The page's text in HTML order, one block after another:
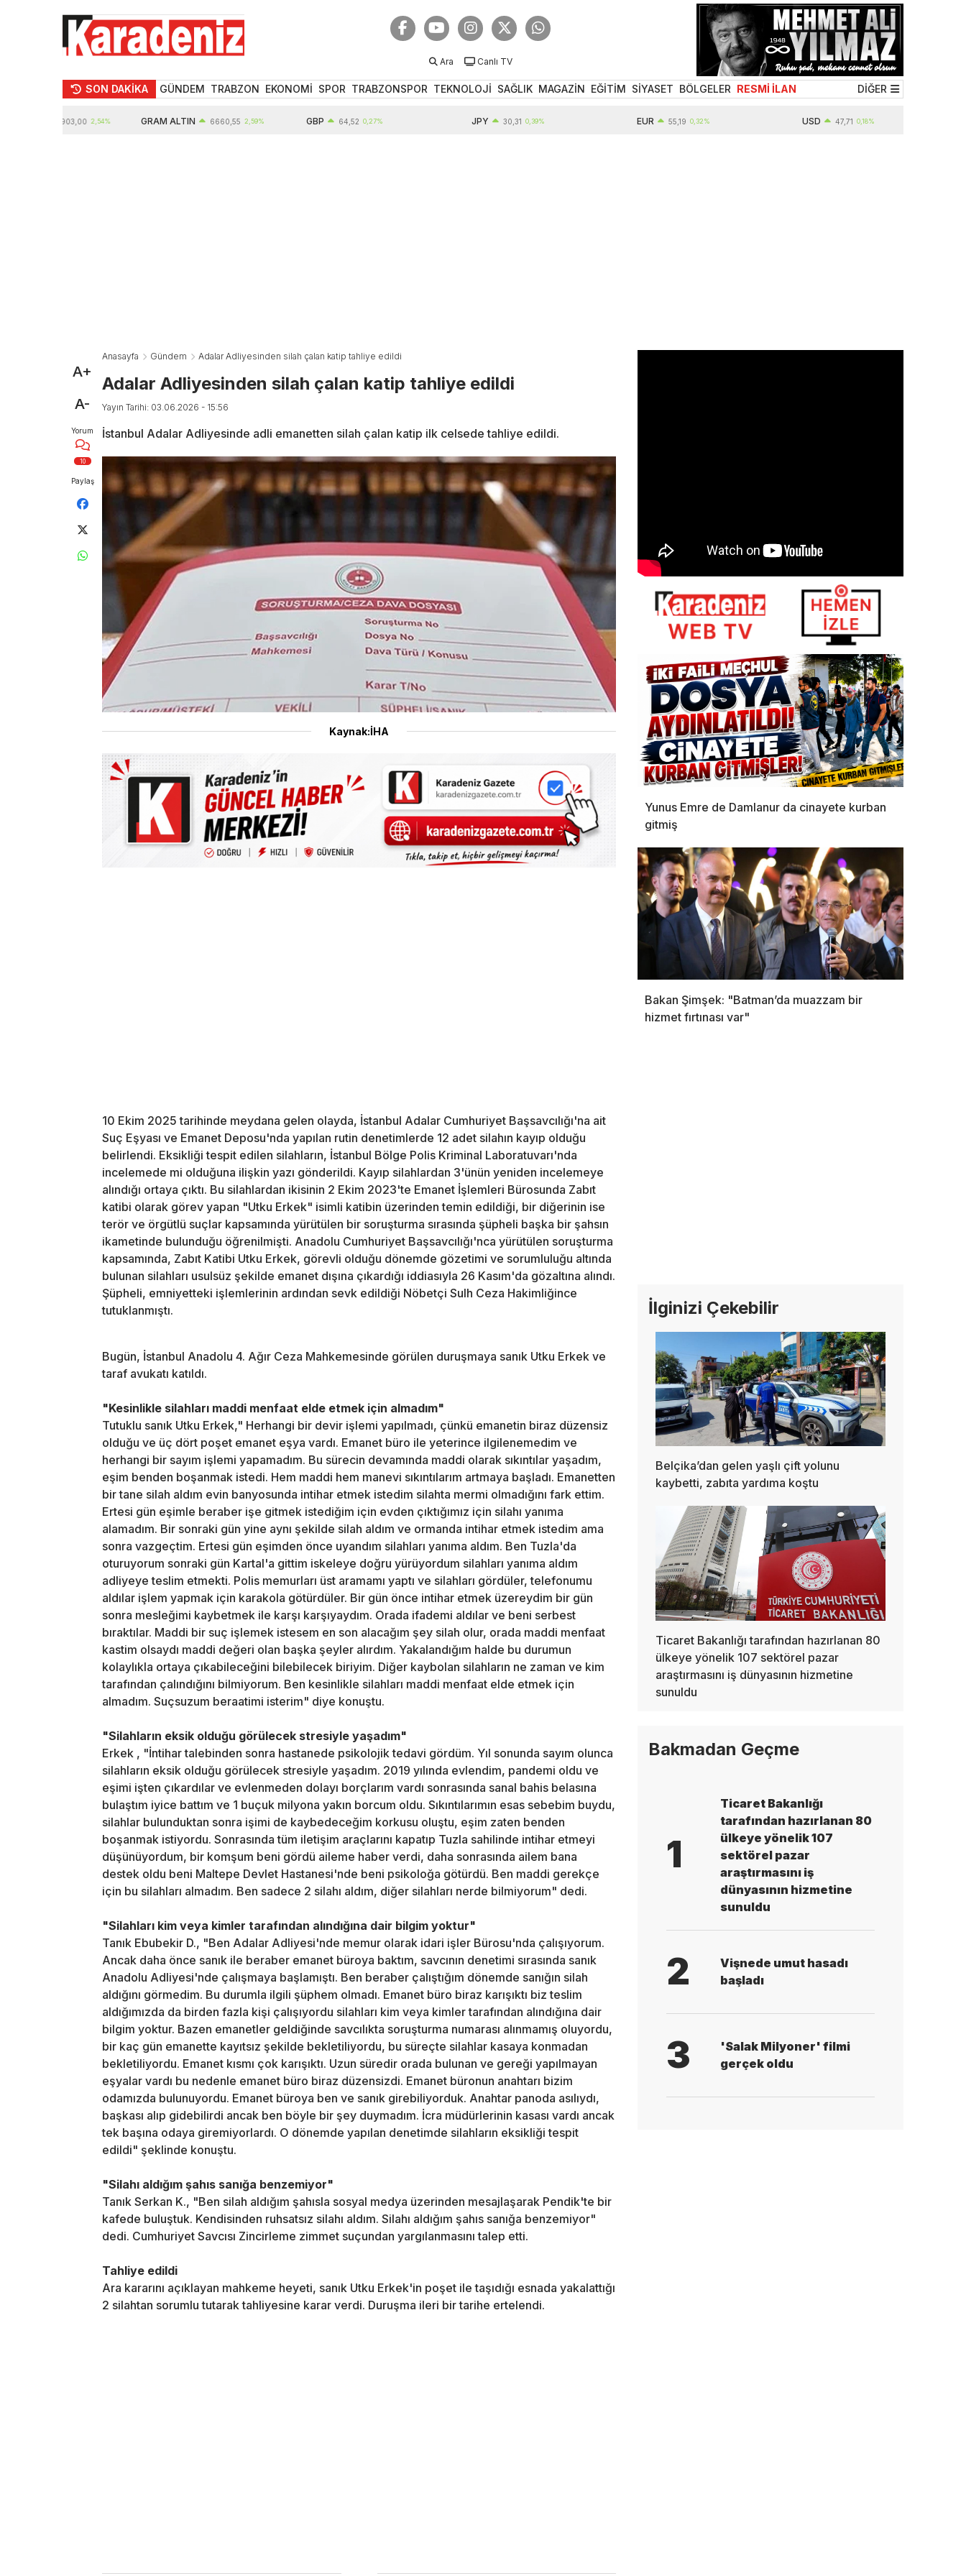
Ara Canlı TV
SON DAKİKA GÜNDEM TRABZON EKONOMİ SPOR TRABZONSPOR TEKNOLOJİ SAĞLIK MAGAZİN EĞİTİM SİYASET BÖLGELER RESMİ İLAN DİĞER
10903,00 2,54% GRAM ALTIN 6660,55 2,59% 64,52 0,27% 30,31 0,39% 55,19 0,32% 47,71 0,18%
A+
A-
Yorum
10
Paylaş
Anasayfa Gündem Adalar Adliyesinden silah çalan katip tahliye edildi
Adalar Adliyesinden silah çalan katip tahliye edildi
Yayın Tarihi: 03.06.2026 - 15:56
İstanbul Adalar Adliyesinde adli emanetten silah çalan katip ilk celsede tahliye edildi.
Kaynak:İHA
10 Ekim 2025 tarihinde meydana gelen olayda, İstanbul Adalar Cumhuriyet Başsavcılığı'na ait
Suç Eşyası ve Emanet Deposu'nda yapılan rutin denetimlerde 12 adet silahın kayıp olduğu
belirlendi. Eksikliği tespit edilen silahların, İstanbul Bölge Polis Kriminal Laboratuvarı'nda
incelemede mi olduğuna ilişkin yazı gönderildi. Kayıp silahlardan 3'ünün yeniden incelemeye
alındığı ortaya çıktı. Bu silahlardan ikisinin 2 Ekim 2023'te Emanet İşlemleri Bürosunda Zabıt
katibi olarak görev yapan "Utku Erkek" isimli katibin üzerinden temin edildiği, bir diğerinin ise
terör ve örgütlü suçlar kapsamında yürütülen bir soruşturma sırasında şüpheli başka bir şahsın
ikametinde bulunduğu öğrenilmişti. Anadolu Cumhuriyet Başsavcılığı'nca yürütülen soruşturma
kapsamında, Zabıt Katibi Utku Erkek, görevli olduğu dönemde gözetimi ve sorumluluğu altında
bulunan silahları usulsüz şekilde emanet dışına çıkardığı iddiasıyla 26 Kasım'da gözaltına alındı.
Şüpheli, emniyetteki işlemlerinin ardından sevk edildiği Nöbetçi Sulh Ceza Hakimliğince
tutuklanmıştı.
Bugün, İstanbul Anadolu 4. Ağır Ceza Mahkemesinde görülen duruşmaya sanık Utku Erkek ve
taraf avukatı katıldı.
"Kesinlikle silahları maddi menfaat elde etmek için almadım"
Tutuklu sanık Utku Erkek," Herhangi bir devir işlemi yapılmadı, çünkü emanetin biraz düzensiz
olduğu ve üç dört poşet emanet eşya vardı. Emanet büro ile yeterince ilgilenemedim ve
herhangi bir sayım işlemi yapamadım. Bu sürecin devamında maddi olarak sıkıntılar yaşadım,
eşim benden boşanmak istedi. Hem maddi hem manevi sıkıntılarım artmaya başladı. Emanetten
bir tane silah aldım evin banyosunda intihar etmek istedim silahta mermi olmadığını fark ettim.
Ertesi gün eşimle beraber işe gitmek istediğim için evden çıktığımız için silahı yanıma
alamadım. Bir sonraki gün yine aynı şekilde silah aldım ve ormanda intihar etmek istedim ama
sonra vazgeçtim. Ertesi gün eşimden önce uyandım silahları yanıma aldım. Ben Tuzla'da
oturuyorum sonraki gün Kartal'a gittim iskeleye doğru yürüyordum silahları yanıma aldım
adliyeye teslim etmekti. Polis memurları üst aramamı yaptı ve silahları gördüler, telefonumu
aldılar işlem yapmak için karakola götürdüler. Bir gün önce intihar etmek üzereydim bir gün
sonra mesleğimi kaybetmek ile karşı karşıyaydım. Orada ifademi aldılar ve beni serbest
bıraktılar. Maddi bir suç işlemek istesem en son alacağım şey silah olur, orada maddi menfaat
kastim olsaydı maddi değeri olan başka şeyler alırdım. Yakalandığım halde bu durumun
kolaylıkla ortaya çıkabileceğini bilebilecek biriyim. Diğer kaybolan silahların ne zaman ve kim
tarafından çalındığını bilmiyorum. Ben kesinlikle silahları maddi menfaat elde etmek için
almadım. Suçsuzum beraatimi isterim" diye konuştu.
"Silahların eksik olduğu görülecek stresiyle yaşadım"
Erkek , "İntihar talebinden sonra hastanede psikolojik tedavi gördüm. Yıl sonunda sayım olunca
silahların eksik olduğu görülecek stresiyle yaşadım. 2019 yılında evlendim, pandemi oldu ve
eşimi işten çıkardılar ve evlenmeden dolayı borçlarım vardı sonrasında sanal bahis belasına
bulaştım iyice battım ve 1 buçuk milyona yakın borcum oldu. Sıkıntılarımın esas sebebim buydu,
silahlar bulunduktan sonra işimi de kaybedeceğim korkusu oluştu, eşim zaten benden
boşanmak istiyordu. Sonrasında tüm iletişim araçlarını kapatıp Tuzla sahilinde intihar etmeyi
düşünüyordum, bir komşum beni gördü aileme haber verdi, daha sonrasında ailem bana
destek oldu beni Maltepe Devlet Hastanesi'nde beni psikoloğa götürdü. Ben maddi gerekçe
için bu silahları almadım. Ben sadece 2 silahı aldım, diğer silahları nerde bilmiyorum" dedi.
"Silahları kim veya kimler tarafından alındığına dair bilgim yoktur"
Tanık Ebubekir D., "Ben Adalar Adliyesi'nde memur olarak idari işler Bürosu'nda çalışıyorum.
Ancak daha önce sanık ile beraber emanet büroya baktım, savcının denetimi sırasında sanık
Anadolu Adliyesi'nde çalışmaya başlamıştı. Ben beraber çalıştığım dönemde sanığın silah
aldığını görmedim. Bu durumla ilgili şüphem olmadı. Emanet büro biraz karışıktı biz teslim
aldığımızda da birden fazla kişi çalışıyordu silahları kim veya kimler tarafından alındığına dair
bilgim yoktur. Bazen emanetler geldiğinde savcılıkta soruşturma numarası alınmamış oluyordu,
bir kaç gün emanette kayıtsız şekilde bekletiliyordu, bu süreçte silahlar kasaya konmadan
bekletiliyordu. Emanet kısmı çok karışıktı. Uzun süredir orada bulunan ve gereği yapılmayan
eşyalar vardı bu nedenle emanet büro biraz düzensizdi. Emanet büronun anahtarı bizim
odamızda bulunuyordu. Emanet büroya ben ve sanık girebiliyorduk. Anahtar panoda asılıydı,
başkası alıp gidebilirdi ancak ben böyle bir şey duymadım. İcra müdürlerinin kasası vardı ancak
tek başına odaya giremiyorlardı. O dönemde yapılan denetimde silahların eksikliği tespit
edildi" şeklinde konuştu.
"Silahı aldığım şahıs sanığa benzemiyor"
Tanık Serkan K., "Ben silah aldığım şahısla sosyal medya üzerinden mesajlaşarak Pendik'te bir
kafede buluştuk. Kendisinden ruhsatsız silahı aldım. Silahı aldığım şahıs sanığa benzemiyor"
dedi. Cumhuriyet Savcısı Zincirleme zimmet suçundan yargılanmasını talep etti.
Tahliye edildi
Ara kararını açıklayan mahkeme heyeti, sanık Utku Erkek'in poşet ile taşıdığı esnada yakalattığı
2 silahtan sorumlu tutarak tahliyesine karar verdi. Duruşma ileri bir tarihe ertelendi.
Yunus Emre de Damlanur da cinayete kurban
gitmiş
Bakan Şimşek: "Batman’da muazzam bir
hizmet fırtınası var"
İlginizi Çekebilir
Belçika’dan gelen yaşlı çift yolunu
kaybetti, zabıta yardıma koştu
Ticaret Bakanlığı tarafından hazırlanan 80
ülkeye yönelik 107 sektörel pazar
araştırmasını iş dünyasının hizmetine
sunuldu
Bakmadan Geçme
1
Ticaret Bakanlığı
tarafından hazırlanan 80
ülkeye yönelik 107
sektörel pazar
araştırmasını iş
dünyasının hizmetine
sunuldu
2
Vişnede umut hasadı
başladı
3
'Salak Milyoner' filmi
gerçek oldu